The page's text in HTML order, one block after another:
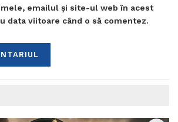
emailul și site-ul web în acest
data viitoare când o să comentez.